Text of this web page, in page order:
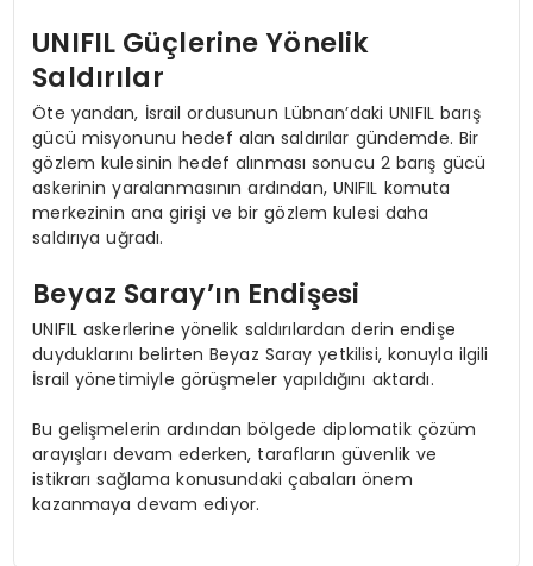
UNIFIL Güçlerine Yönelik
Saldırılar
Öte yandan, İsrail ordusunun Lübnan’daki UNIFIL barış
gücü misyonunu hedef alan saldırılar gündemde. Bir
gözlem kulesinin hedef alınması sonucu 2 barış gücü
askerinin yaralanmasının ardından, UNIFIL komuta
merkezinin ana girişi ve bir gözlem kulesi daha
saldırıya uğradı.
Beyaz Saray’ın Endişesi
UNIFIL askerlerine yönelik saldırılardan derin endişe
duyduklarını belirten Beyaz Saray yetkilisi, konuyla ilgili
İsrail yönetimiyle görüşmeler yapıldığını aktardı.
Bu gelişmelerin ardından bölgede diplomatik çözüm
arayışları devam ederken, tarafların güvenlik ve
istikrarı sağlama konusundaki çabaları önem
kazanmaya devam ediyor.